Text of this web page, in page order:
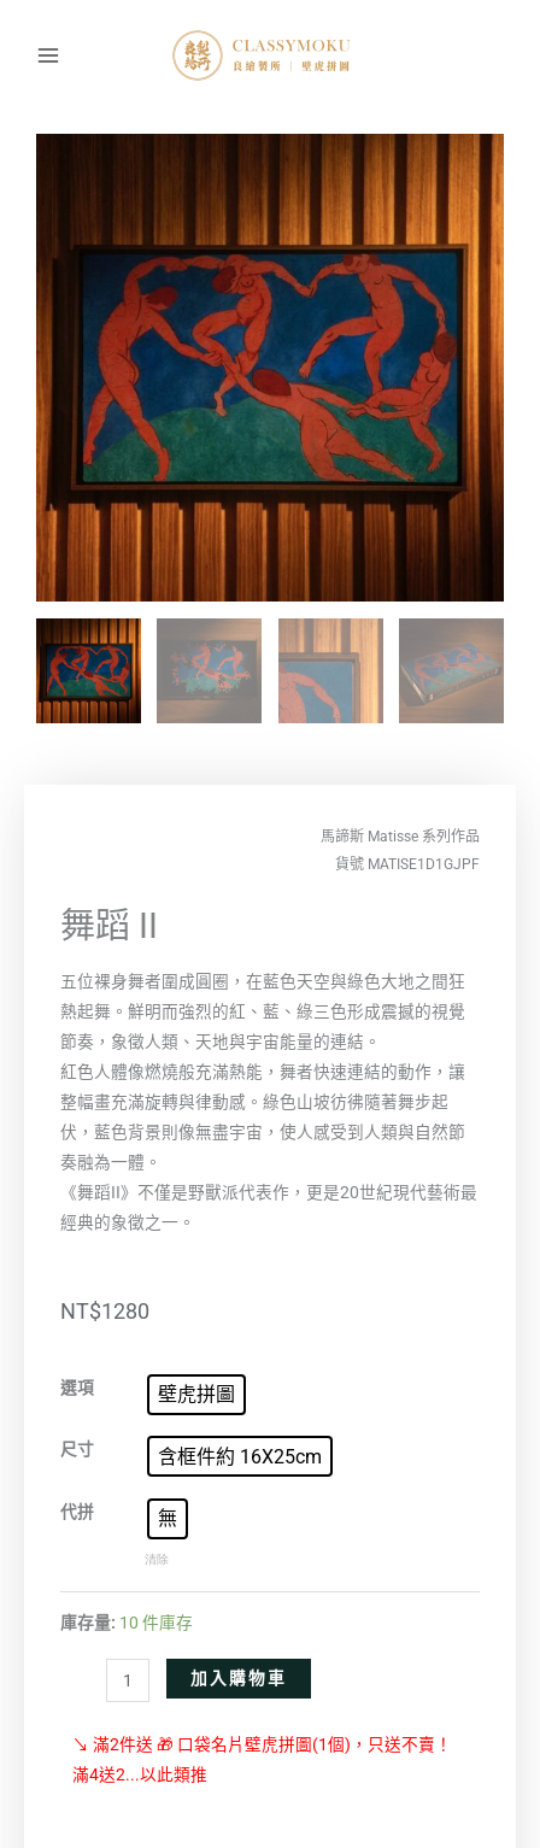
馬諦斯 Matisse 系列作品
貨號 MATISE1D1GJPF
舞蹈 II
五位裸身舞者圍成圓圈，在藍色天空與綠色大地之間狂
熱起舞。鮮明而強烈的紅、藍、綠三色形成震撼的視覺
節奏，象徵人類、天地與宇宙能量的連結。
紅色人體像燃燒般充滿熱能，舞者快速連結的動作，讓
整幅畫充滿旋轉與律動感。綠色山坡彷彿隨著舞步起
伏，藍色背景則像無盡宇宙，使人感受到人類與自然節
奏融為一體。
《舞蹈II》不僅是野獸派代表作，更是20世紀現代藝術最
經典的象徵之一。
NT$1280
選項 壁虎拼圖
尺寸 含框件約 16X25cm
代拼 無
清除
庫存量: 10 件庫存
舞
II
量
加入購物車
↘ 滿2件送 🎁 口袋名片壁虎拼圖(1個)，只送不賣！
滿4送2...以此類推